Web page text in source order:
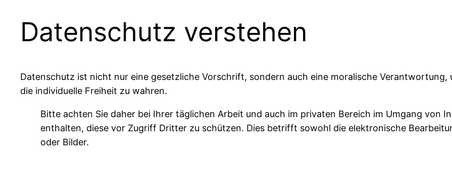
Datenschutz verstehen
Datenschutz ist nicht nur eine gesetzliche Vorschrift, sondern auch eine moralische
die individuelle Freiheit zu wahren.
Bitte achten Sie daher bei Ihrer täglichen Arbeit und auch im privaten Bereich im Umgang von
enthalten, diese vor Zugriff Dritter zu schützen. Dies betrifft sowohl die elektronische
oder Bilder.